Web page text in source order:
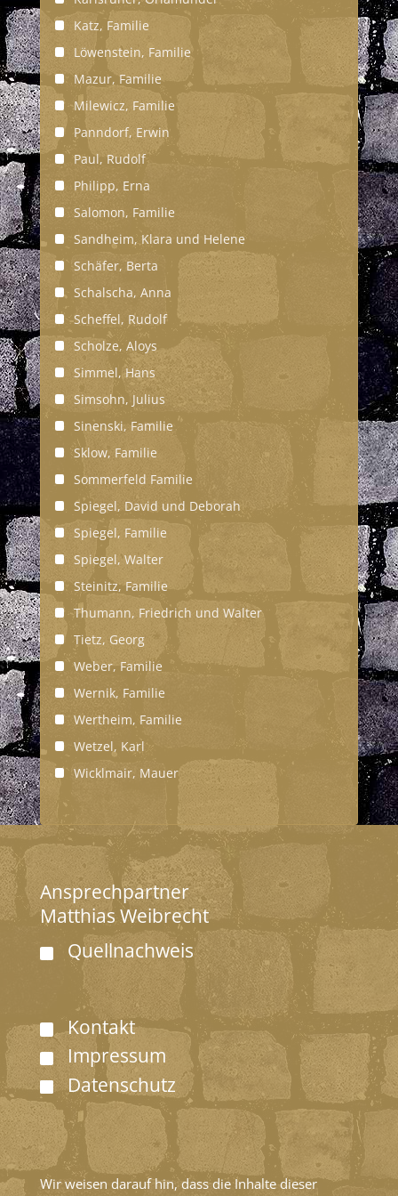
Katz, Familie
Löwenstein, Familie
Mazur, Familie
Milewicz, Familie
Panndorf, Erwin
Paul, Rudolf
Philipp, Erna
Salomon, Familie
Sandheim, Klara und Helene
Schäfer, Berta
Schalscha, Anna
Scheffel, Rudolf
Scholze, Aloys
Simmel, Hans
Simsohn, Julius
Sinenski, Familie
Sklow, Familie
Sommerfeld Familie
Spiegel, David und Deborah
Spiegel, Familie
Spiegel, Walter
Steinitz, Familie
Thumann, Friedrich und Walter
Tietz, Georg
Weber, Familie
Wernik, Familie
Wertheim, Familie
Wetzel, Karl
Wicklmair, Mauer
Ansprechpartner
Matthias Weibrecht
Quellnachweis
Kontakt
Impressum
Datenschutz
Wir weisen darauf hin, dass die Inhalte dieser